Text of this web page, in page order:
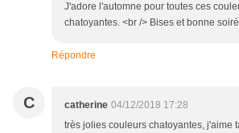
J'adore l'automne pour toutes ces
chatoyantes. <br /> Bises et bonne
Répondre
C catherine 04/12/2018 17:28
très jolies couleurs chatoyantes, j'aime